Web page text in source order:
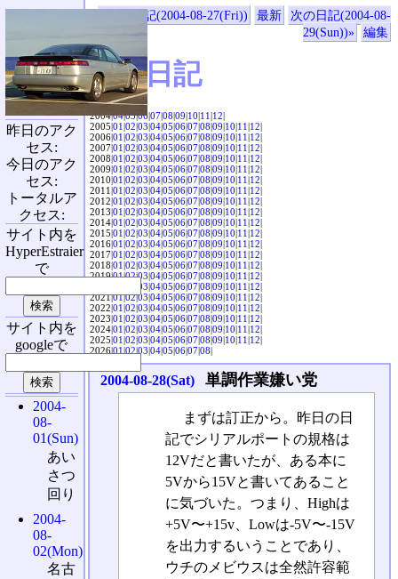
«前の日記(2004-08-27(Fri)) 最新
次の日記(2004-08-
29(Sun))»
編集
SVX日記
2004|04|05|06|07|08|09|10|11|12|
2005|01|02|03|04|05|06|07|08|09|10|11|12|
2006|01|02|03|04|05|06|07|08|09|10|11|12|
2007|01|02|03|04|05|06|07|08|09|10|11|12|
2008|01|02|03|04|05|06|07|08|09|10|11|12|
2009|01|02|03|04|05|06|07|08|09|10|11|12|
2010|01|02|03|04|05|06|07|08|09|10|11|12|
2011|01|02|03|04|05|06|07|08|09|10|11|12|
2012|01|02|03|04|05|06|07|08|09|10|11|12|
2013|01|02|03|04|05|06|07|08|09|10|11|12|
2014|01|02|03|04|05|06|07|08|09|10|11|12|
2015|01|02|03|04|05|06|07|08|09|10|11|12|
2016|01|02|03|04|05|06|07|08|09|10|11|12|
2017|01|02|03|04|05|06|07|08|09|10|11|12|
2018|01|02|03|04|05|06|07|08|09|10|11|12|
2019|01|02|03|04|05|06|07|08|09|10|11|12|
03|04|05|06|07|08|09|10|11|12|
2021|01|02|03|04|05|06|07|08|09|10|11|12|
2022|01|02|03|04|05|06|07|08|09|10|11|12|
2023|01|02|03|04|05|06|07|08|09|10|11|12|
2024|01|02|03|04|05|06|07|08|09|10|11|12|
2025|01|02|03|04|05|06|07|08|09|10|11|12|
2026|01|02|03|04|05|06|07|08|
2004-08-28(Sat) 単調作業嫌い党
まずは訂正から。昨日の日
記でシリアルポートの規格は
12Vだと書いたが、ある本に
5Vから15Vと書いてあること
に気づいた。つまり、Highは
+5V〜+15v、Lowは-5V〜-15V
を出力するいうことであり、
ウチのメビウスは全然許容範
昨日のアク
セス:
今日のアク
セス:
トータルア
クセス:
サイト内を
HyperEstraier
で
サイト内を
googleで
2004-
08-
01(Sun)
あい
さつ
回り
2004-
08-
02(Mon)
名古